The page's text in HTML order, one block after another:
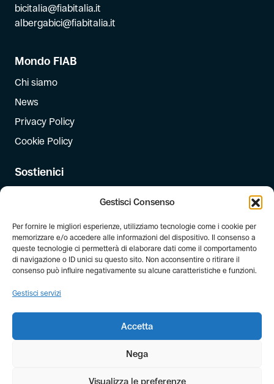
Gestisci Consenso
Per fornire le migliori esperienze, utilizziamo tecnologie come i cookie per
memorizzare e/o accedere alle informazioni del dispositivo. Il consenso a
queste tecnologie ci permetterà di elaborare dati come il comportamento
di navigazione o ID unici su questo sito. Non acconsentire o ritirare il
consenso può influire negativamente su alcune caratteristiche e funzioni.
Gestisci servizi
Accetta
Nega
Visualizza le preferenze
bicitalia@fiabitalia.it
albergabici@fiabitalia.it
Mondo FIAB
Chi siamo
News
Privacy Policy
Cookie Policy
Sostienici
Dona il 5 per mille
Newsletter